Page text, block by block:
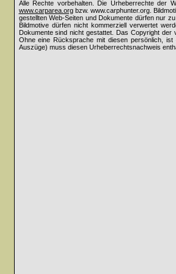
Alle Rechte vorbehalten. Die Urheberrechte der
www.carparea.orgbzw. www.carphunter.org.
gestellten Web-Seiten und Dokumente dürfen nur
Bildmotive dürfen nicht kommerziell verwertet
Dokumente sind nicht gestattet. Das Copyright der
Ohne eine Rücksprache mit diesen persönlich,
Auszüge) muss diesen Urheberrechtsnachweis